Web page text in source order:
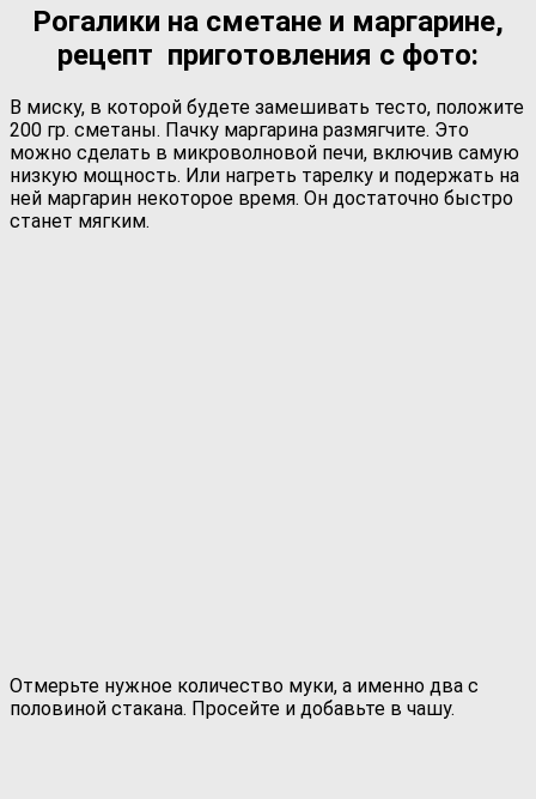
Рогалики на сметане и маргарине,
рецепт приготовления с фото:
В миску, в которой будете замешивать тесто, положите
200 гр. сметаны. Пачку маргарина размягчите. Это
можно сделать в микроволновой печи, включив самую
низкую мощность. Или нагреть тарелку и подержать на
ней маргарин некоторое время. Он достаточно быстро
станет мягким.
Отмерьте нужное количество муки, а именно два с
половиной стакана. Просейте и добавьте в чашу.